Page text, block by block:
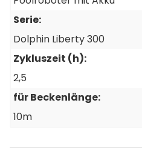
Serie:
Dolphin Liberty 300
Zykluszeit (h):
2,5
für Beckenlänge:
10m